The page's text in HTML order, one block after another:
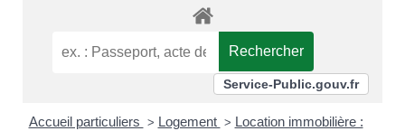
Service-Public.gouv.fr
Accueil particuliers > Logement > Location immobilière :